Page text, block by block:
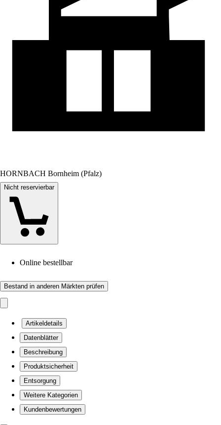
HORNBACH Bornheim (Pfalz)
Nicht reservierbar
Online bestellbar
Bestand in anderen Märkten prüfen
Artikeldetails
Datenblätter
Beschreibung
Produktsicherheit
Entsorgung
Weitere Kategorien
Kundenbewertungen